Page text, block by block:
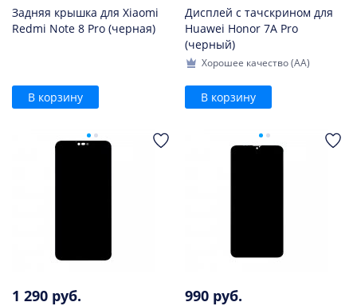
Задняя крышка для Xiaomi
Redmi Note 8 Pro (черная)
В корзину
Дисплей с тачскрином для
Huawei Honor 7A Pro
(черный)
Хорошее качество (AA)
В корзину
1 290 руб. 990 руб.